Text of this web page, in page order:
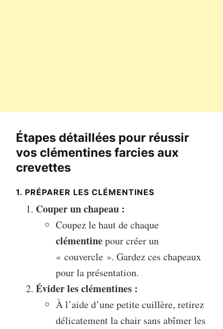
Étapes détaillées pour réussir
vos clémentines farcies aux
crevettes
1. PRÉPARER LES CLÉMENTINES
Couper un chapeau :
Coupez le haut de chaque
clémentinepour créer un
« couvercle ». Gardez ces chapeaux
pour la présentation.
Évider les clémentines :
À l’aide d’une petite cuillère, retirez
délicatement la chair sans abîmer les